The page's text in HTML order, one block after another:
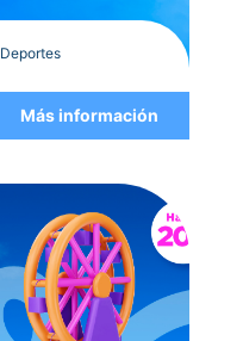
Deportes
Más información